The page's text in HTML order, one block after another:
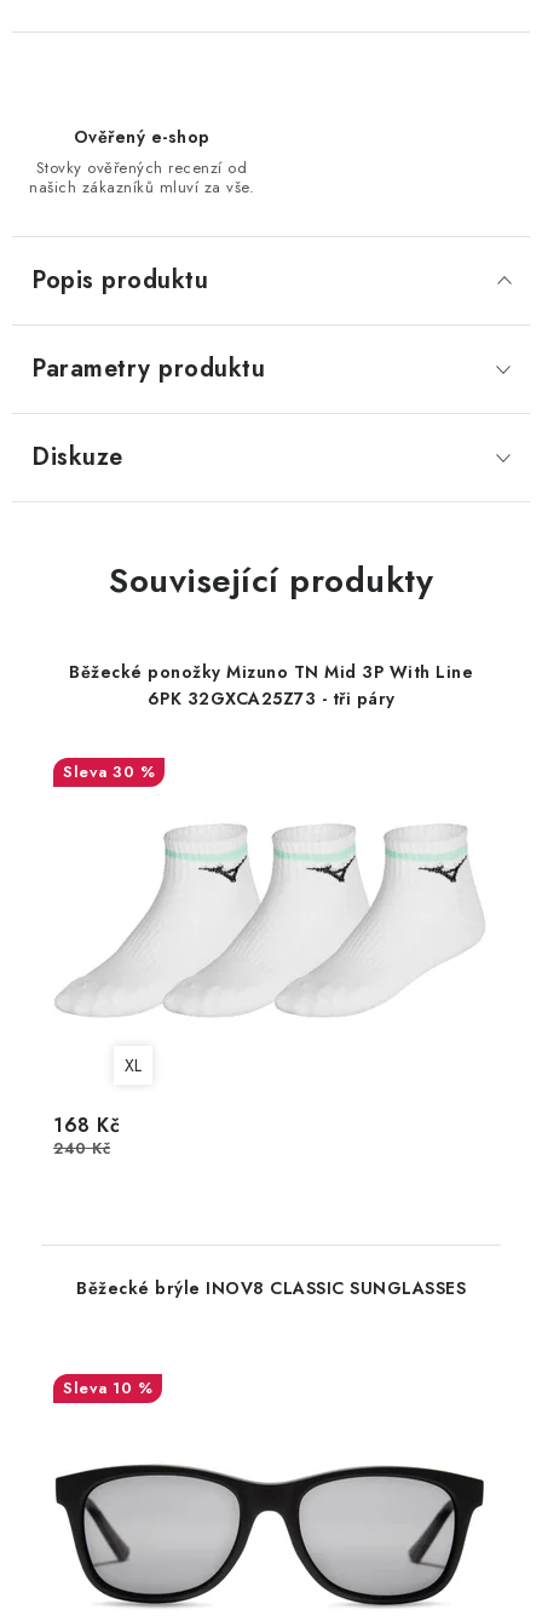
Ověřený e-shop
Stovky ověřených recenzí od
našich zákazníků mluví za vše.
Popis produktu
Parametry produktu
Diskuze
Související produkty
Běžecké ponožky Mizuno TN Mid 3P With Line
6PK 32GXCA25Z73 - tři páry
30 %
XL
168 Kč
240 Kč
Běžecké brýle INOV8 CLASSIC SUNGLASSES
10 %